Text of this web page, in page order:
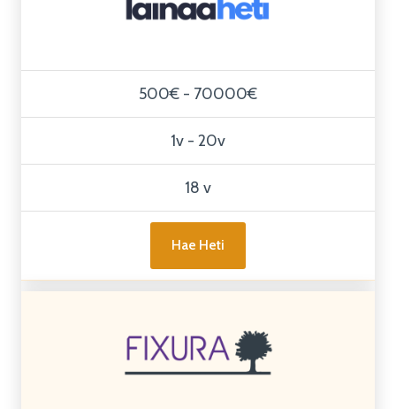
500€ - 70000€
1v - 20v
18 v
Hae Heti